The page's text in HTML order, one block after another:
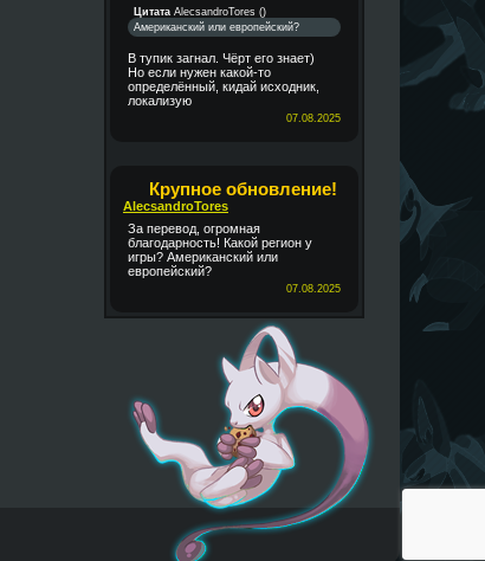
Цитата AlecsandroTores ()
Американский или европейский?
В тупик загнал. Чёрт его знает)
Но если нужен какой-то
определённый, кидай исходник,
локализую
07.08.2025
Крупное обновление!
AlecsandroTores
За перевод, огромная
благодарность! Какой регион у
игры? Американский или
европейский?
07.08.2025